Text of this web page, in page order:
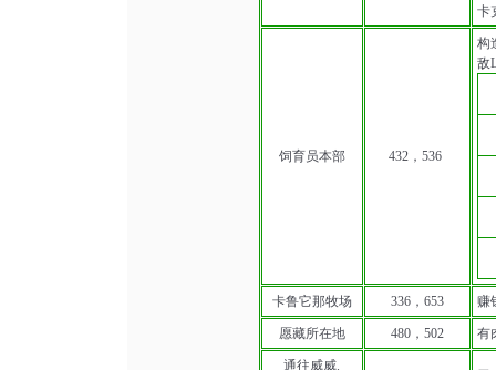
卡
饲育员本部 432，536
构
敌
卡鲁它那牧场 336，653 赚
愿藏所在地 480，502 有
通往威威.